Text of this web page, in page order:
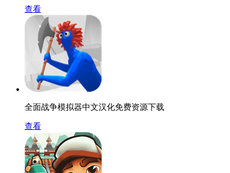
查看
全面战争模拟器中文汉化免费资源下载
查看